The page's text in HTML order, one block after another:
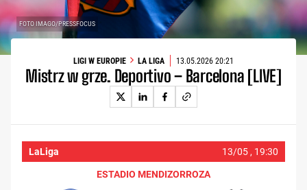
FOTO IMAGO/PRESSFOCUS
LIGI W EUROPIE LA LIGA 13.05.2026 20:21
Mistrz w grze. Deportivo – Barcelona [LIVE]
LaLiga 13/05 , 19:30
ESTADIO MENDIZORROZA